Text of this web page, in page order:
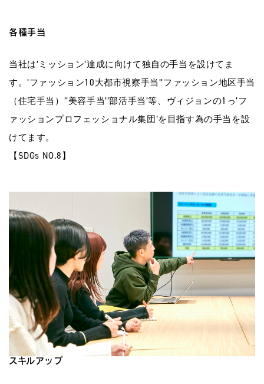
各種手当
当社は’ミッション’達成に向けて独自の手当を設けてま
す。’ファッション10大都市視察手当’’ファッション地区手当
（住宅手当）’’美容手当’’部活手当’等、ヴィジョンの1っ’フ
ァッションプロフェッショナル集団’を目指す為の手当を設
けてます。
【SDGs NO.8】
スキルアップ